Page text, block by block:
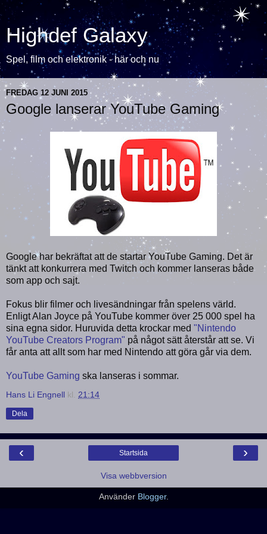
Highdef Galaxy
Spel, film och elektronik - här och nu
FREDAG 12 JUNI 2015
Google lanserar YouTube Gaming
Google har bekräftat att de startar YouTube Gaming. Det är
tänkt att konkurrera med Twitch och kommer lanseras både
som app och sajt.
Fokus blir filmer och livesändningar från spelens värld.
Enligt Alan Joyce på YouTube kommer över 25 000 spel ha
sina egna sidor. Huruvida detta krockar med "Nintendo
YouTube Creators Program" på något sätt återstår att se. Vi
får anta att allt som har med Nintendo att göra går via dem.
YouTube Gaming ska lanseras i sommar.
Hans Li Engnell kl. 21:14
Dela
‹ ›
Startsida
Visa webbversion
Använder Blogger.